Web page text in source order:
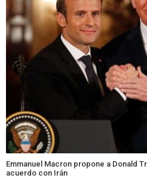
Emmanuel Macron propone a Donald
acuerdo con Irán